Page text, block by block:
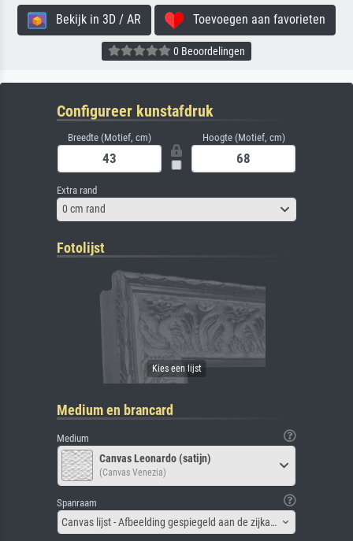
Bekijk in 3D / AR Toevoegen aan favorieten
0 Beoordelingen
Configureer kunstafdruk
Breedte (Motief, cm) Hoogte (Motief, cm)
Extra rand
0 cm rand
Fotolijst
Medium en brancard
Medium
Canvas Leonardo (satijn)
(Canvas Venezia)
Spanraam
Canvas lijst - Afbeelding gespiegeld aan de zijkant